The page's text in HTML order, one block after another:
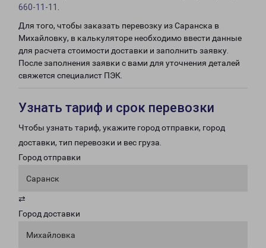
660-11-11
Для того, чтобы заказать перевозку из Саранска в
Михайловку, в калькуляторе необходимо ввести данные
для расчета стоимости доставки и заполнить заявку.
После заполнения заявки с вами для уточнения деталей
свяжется специалист ПЭК.
Узнать тариф и срок перевозки
Чтобы узнать тариф, укажите город отправки, город
доставки, тип перевозки и вес груза.
Город отправки
Саранск
⇄
Город доставки
Михайловка